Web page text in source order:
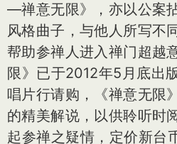
—禅意无限》，亦以公案
风格曲子，与他人所写不
帮助参禅人进入禅门超越
限》已于2012年5月底出
唱片行请购，《禅意无限
的精美解说，以供聆听时
起参禅之疑情，定价新台